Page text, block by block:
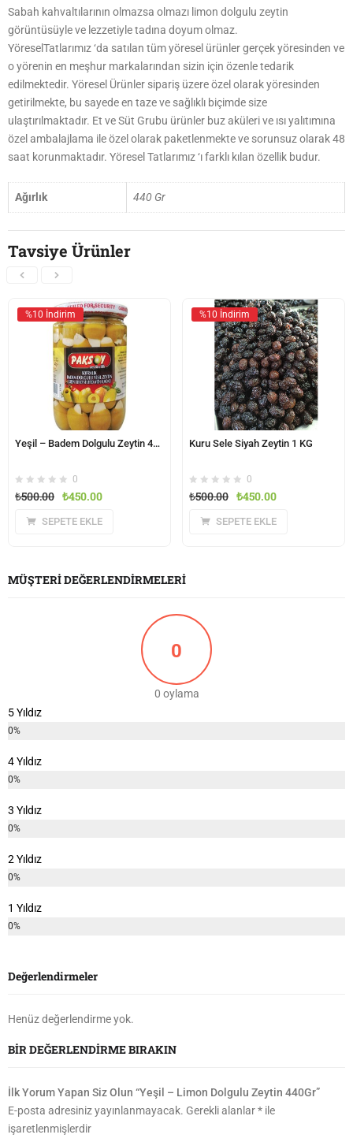
Sabah kahvaltılarının olmazsa olmazı limon dolgulu zeytin
görüntüsüyle ve lezzetiyle tadına doyum olmaz.
YöreselTatlarımız ‘da satılan tüm yöresel ürünler gerçek yöresinden ve
o yörenin en meşhur markalarından sizin için özenle tedarik
edilmektedir. Yöresel Ürünler sipariş üzere özel olarak yöresinden
getirilmekte, bu sayede en taze ve sağlıklı biçimde size
ulaştırılmaktadır. Et ve Süt Grubu ürünler buz aküleri ve ısı yalıtımına
özel ambalajlama ile özel olarak paketlenmekte ve sorunsuz olarak 48
saat korunmaktadır. Yöresel Tatlarımız ‘ı farklı kılan özellik budur.
Ağırlık 440 Gr
Tavsiye Ürünler
%10 İndirim
Yeşil – Badem Dolgulu Zeytin 440 Gr
0
₺500.00 ₺450.00
SEPETE EKLE
%10 İndirim
Kuru Sele Siyah Zeytin 1 KG
0
₺500.00 ₺450.00
SEPETE EKLE
MÜŞTERI DEĞERLENDIRMELERI
0
0 oylama
5 Yıldız
0%
4 Yıldız
0%
3 Yıldız
0%
2 Yıldız
0%
1 Yıldız
0%
Değerlendirmeler
Henüz değerlendirme yok.
BIR DEĞERLENDIRME BIRAKIN
İlk Yorum Yapan Siz Olun “Yeşil – Limon Dolgulu Zeytin 440Gr”
E-posta adresiniz yayınlanmayacak. Gerekli alanlar* ile
işaretlenmişlerdir